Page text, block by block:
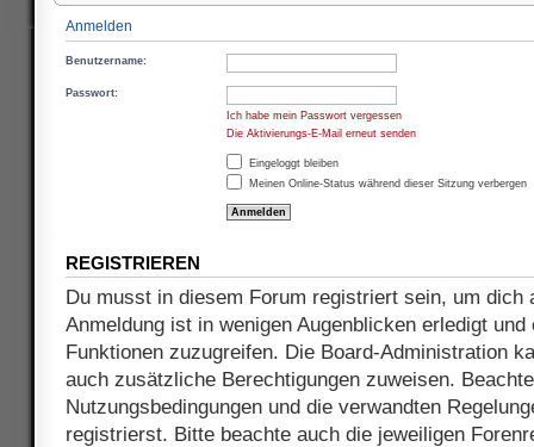
Anmelden
Benutzername:
Passwort:
Ich habe mein Passwort vergessen
Die Aktivierungs-E-Mail erneut senden
Eingeloggt bleiben
Meinen Online-Status während dieser Sitzung verbergen
REGISTRIEREN
Du musst in diesem Forum registriert sein, um dich
Anmeldung ist in wenigen Augenblicken erledigt
Funktionen zuzugreifen. Die Board-Administration
auch zusätzliche Berechtigungen zuweisen.
Nutzungsbedingungen und die verwandten
registrierst. Bitte beachte auch die jeweiligen